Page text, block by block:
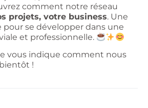
comment notre réseau
projets, votre business. Une
pour se développer dans une
et professionnelle.
vous indique comment nous
!